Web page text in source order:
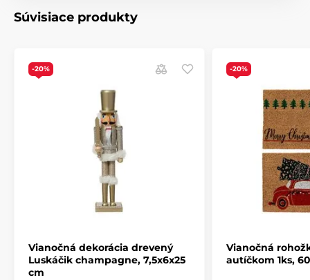
Súvisiace produkty
-20%
Vianočná dekorácia drevený
Luskáčik champagne, 7,5x6x25
cm
-20%
Vianočná
autíčkom 1ks,